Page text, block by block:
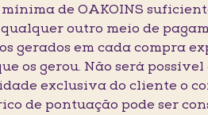
de OAKOINS
outro meio de
gerados em cada compra
os gerou. Não será
exclusiva do cliente o
de pontuação pode ser